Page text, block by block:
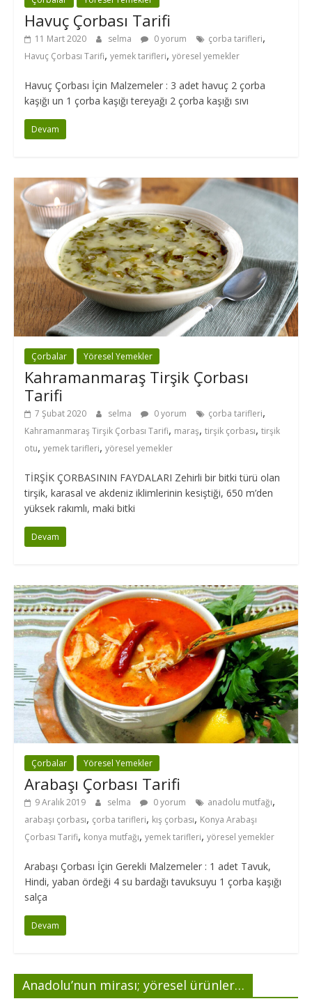
Havuç Çorbası Tarifi
11 Mart 2020 selma 0 yorum çorba tarifleri,
Havuç Çorbası Tarifi, yemek tarifleri, yöresel yemekler
Havuç Çorbası İçin Malzemeler : 3 adet havuç 2 çorba
kaşığı un 1 çorba kaşığı tereyağı 2 çorba kaşığı sıvı
Devam
Çorbalar Yöresel Yemekler
Kahramanmaraş Tirşik Çorbası
Tarifi
7 Şubat 2020 selma 0 yorum çorba tarifleri,
Kahramanmaraş Tirşik Çorbası Tarifi, maraş, tirşik çorbası, tirşik
otu, yemek tarifleri, yöresel yemekler
TİRŞİK ÇORBASININ FAYDALARI Zehirli bir bitki türü olan
tirşik, karasal ve akdeniz iklimlerinin kesiştiği, 650 m’den
yüksek rakımlı, maki bitki
Devam
Çorbalar Yöresel Yemekler
Arabaşı Çorbası Tarifi
9 Aralık 2019 selma 0 yorum anadolu mutfağı,
arabaşı çorbası, çorba tarifleri, kış çorbası, Konya Arabaşı
Çorbası Tarifi, konya mutfağı, yemek tarifleri, yöresel yemekler
Arabaşı Çorbası İçin Gerekli Malzemeler : 1 adet Tavuk,
Hindi, yaban ördeği 4 su bardağı tavuksuyu 1 çorba kaşığı
salça
Devam
Anadolu’nun mirası; yöresel ürünler…